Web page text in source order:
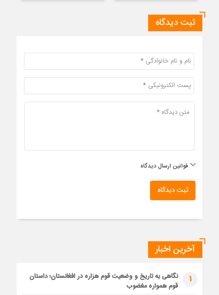
ثبت دیدگاه
قوانین ارسال دیدگاه
ثبت دیدگاه
آخرین اخبار
1
نگاهی به تاریخ و وضعیت قوم هزاره در افغانستان؛ داستان
قوم همواره مغضوب